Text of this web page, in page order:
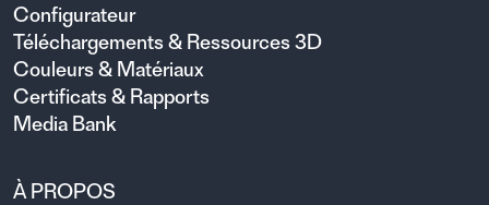
Configurateur
Téléchargements & Ressources 3D
Couleurs & Matériaux
Certificats & Rapports
Media Bank
À PROPOS